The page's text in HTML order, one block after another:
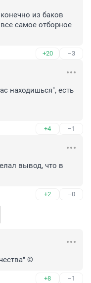
из баков
самое отборное
+20 –3
находишься", есть
+4 –1
вывод, что в
+2 –0
©
+8 –1